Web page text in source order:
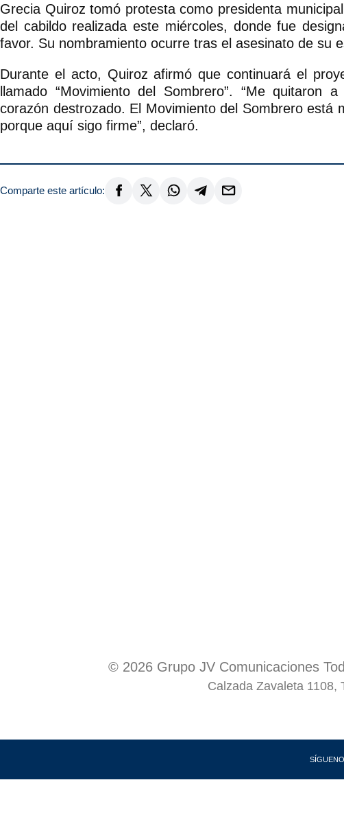
Grecia Quiroz tomó protesta como presidenta
del cabildo realizada este miércoles, donde fue
favor. Su nombramiento ocurre tras el asesinato de su
Durante el acto, Quiroz afirmó que continuará el
llamado “Movimiento del Sombrero”. “Me
corazón destrozado. El Movimiento del Sombrero
porque aquí sigo firme”, declaró.
Comparte este artículo:
© 2026 Grupo JV Comunicaciones
Calzada Zavaleta 1108,